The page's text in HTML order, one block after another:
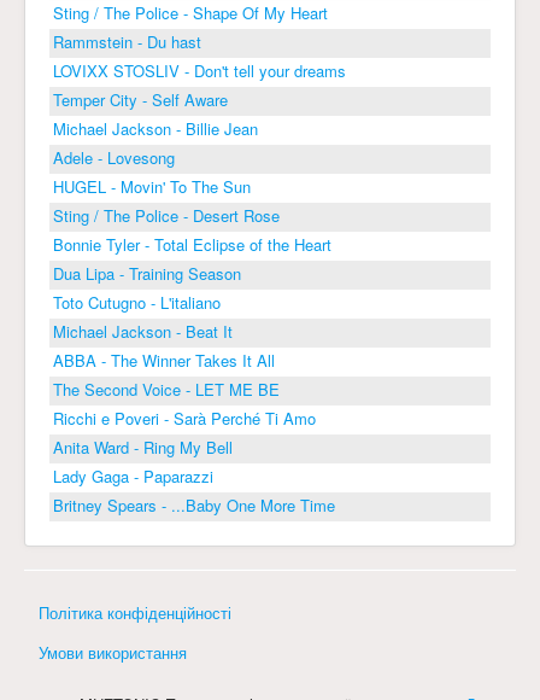
Sting / The Police - Shape Of My Heart
Rammstein - Du hast
LOVIXX STOSLIV - Don't tell your dreams
Temper City - Self Aware
Michael Jackson - Billie Jean
Adele - Lovesong
HUGEL - Movin' To The Sun
Sting / The Police - Desert Rose
Bonnie Tyler - Total Eclipse of the Heart
Dua Lipa - Training Season
Toto Cutugno - L'italiano
Michael Jackson - Beat It
ABBA - The Winner Takes It All
The Second Voice - LET ME BE
Ricchi e Poveri - Sarà Perché Ti Amo
Anita Ward - Ring My Bell
Lady Gaga - Paparazzi
Britney Spears - ...Baby One More Time
Політика конфіденційності
Умови використання